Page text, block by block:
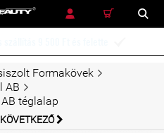
RÉSZLETES KERESÉS KERESÉS
Formakövek
AB
téglalap
KÖVETKEZŐ